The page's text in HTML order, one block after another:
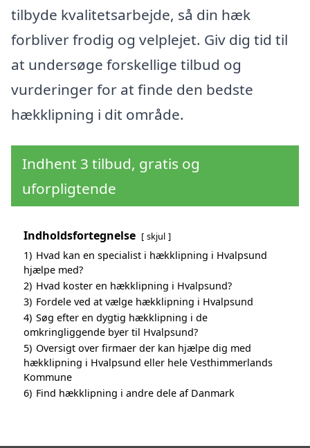
tilbyde kvalitetsarbejde, så din hæk
forbliver frodig og velplejet. Giv dig tid til
at undersøge forskellige tilbud og
vurderinger for at finde den bedste
hækklipning i dit område.
Indhent 3 tilbud, gratis og
uforpligtende
Indholdsfortegnelse skjul
1) Hvad kan en specialist i hækklipning i Hvalpsund
hjælpe med?
2) Hvad koster en hækklipning i Hvalpsund?
3) Fordele ved at vælge hækklipning i Hvalpsund
4) Søg efter en dygtig hækklipning i de
omkringliggende byer til Hvalpsund?
5) Oversigt over firmaer der kan hjælpe dig med
hækklipning i Hvalpsund eller hele Vesthimmerlands
Kommune
6) Find hækklipning i andre dele af Danmark